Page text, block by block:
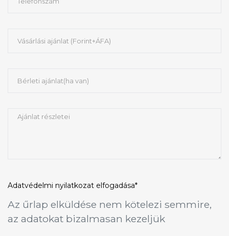
Adatvédelmi nyilatkozat elfogadása*
Az űrlap elküldése nem kötelezi semmire,
az adatokat bizalmasan kezeljük